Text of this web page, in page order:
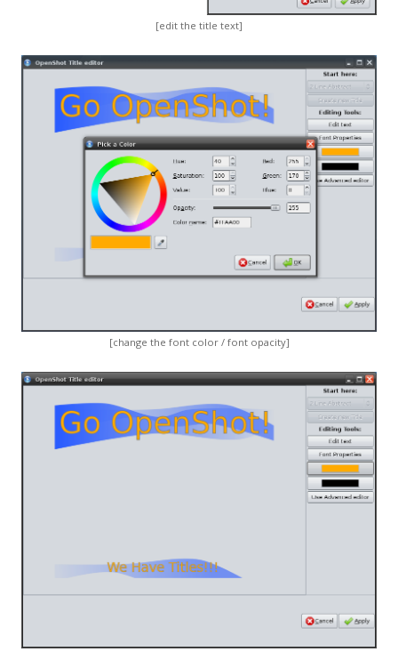
[edit the title text]
[change the font color / font opacity]